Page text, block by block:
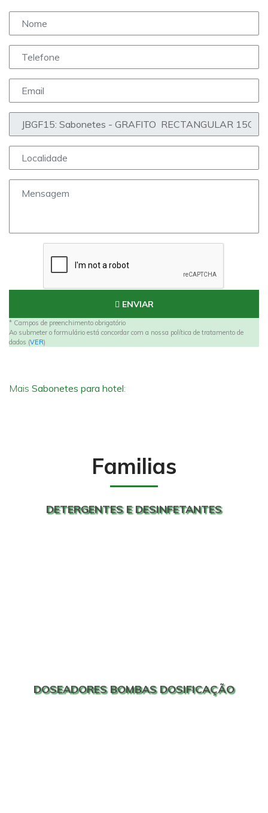
ENVIAR
* Campos de preenchimento obrigatório
Ao submeter o formulário está concordar com a nossa política de tratamento de
dados (VER)
Mais Sabonetes para hotel:
Familias
DETERGENTES E DESINFETANTES
DOSEADORES BOMBAS DOSIFICAÇÃO